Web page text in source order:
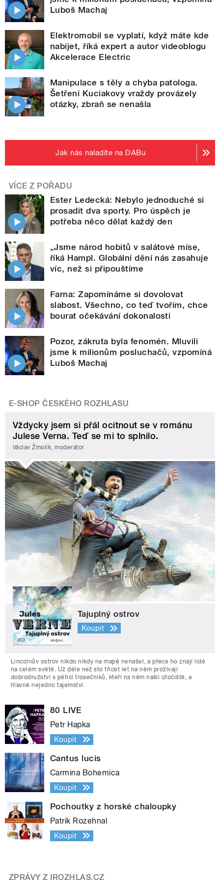
Luboš Machaj
Elektromobil se vyplatí, když máte kde
nabíjet, říká expert a autor videoblogu
Akcelerace Electric
Manipulace s těly a chyba patologa.
Šetření Kuciakovy vraždy provázely
otázky, zbraň se nenašla
Jak nás naladíte na DABu
VÍCE Z POŘADU
Ester Ledecká: Nebylo jednoduché si
prosadit dva sporty. Pro úspěch je
potřeba něco dělat každý den
„Jsme národ hobitů v salátové míse,
říká Hampl. Globální dění nás zasahuje
víc, než si připouštíme
Farna: Zapomínáme si dovolovat
slabost. Všechno, co teď tvořím, chce
bourat očekávání dokonalosti
Pozor, zákruta byla fenomén. Mluvili
jsme k milionům posluchačů, vzpomíná
Luboš Machaj
E-SHOP ČESKÉHO ROZHLASU
Vždycky jsem si přál ocitnout se v románu
Julese Verna. Teď se mi to splnilo.
Václav Žmolík, moderátor
Tajuplný ostrov
Koupit
Lincolnův ostrov nikdo nikdy na mapě nenašel, a přece ho znají lidé
na celém světě. Už déle než sto třicet let na něm prožívají
dobrodružství s pěticí trosečníků, kteří na něm našli útočiště, a
hlavně nejedno tajemství.
80 LIVE
Petr Hapka
Koupit
Cantus lucis
Carmina Bohemica
Koupit
Pochoutky z horské chaloupky
Patrik Rozehnal
Koupit
ZPRÁVY Z IROZHLAS.CZ